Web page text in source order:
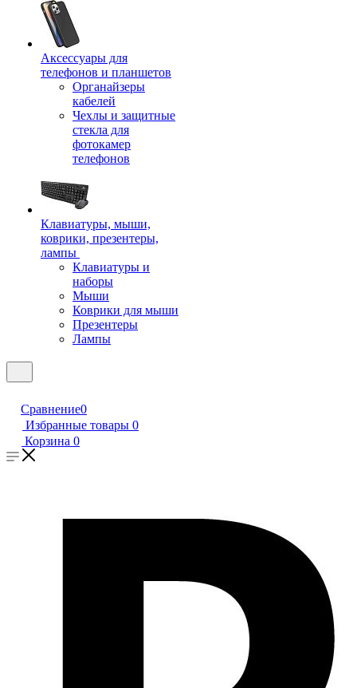
Аксессуары для
телефонов и планшетов
Органайзеры
кабелей
Чехлы и защитные
стекла для
фотокамер
телефонов
Клавиатуры, мыши,
коврики, презентеры,
лампы
Клавиатуры и
наборы
Мыши
Коврики для мыши
Презентеры
Лампы
Сравнение0
Избранные товары 0
Корзина 0